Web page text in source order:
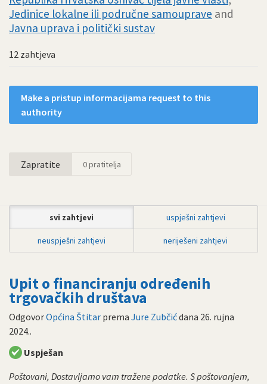
Jedinice lokalne ili područne samouprave and
Javna uprava i politički sustav
12 zahtjeva
Make a pristup informacijama request to this
authority
Zapratite 0pratitelja
svi zahtjevi uspješni zahtjevi
neuspješni zahtjevi neriješeni zahtjevi
Upit o financiranju određenih
trgovačkih društava
OdgovorOpćina Štitar prema Jure Zubčićdana 26. rujna
2024..
Uspješan
Poštovani, Dostavljamo vam tražene podatke. S poštovanjem,